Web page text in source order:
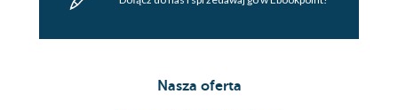
Nasza oferta